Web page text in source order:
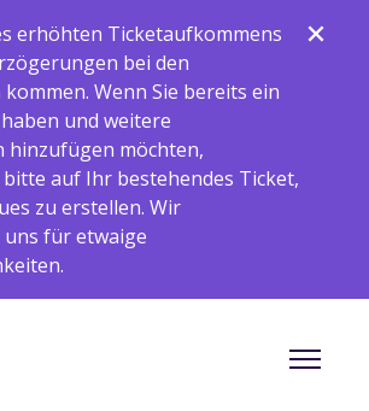
erhöhten Ticketaufkommens
bei den
Wenn Sie bereits ein
und weitere
hinzufügen möchten,
auf Ihr bestehendes Ticket,
zu erstellen. Wir
für etwaige